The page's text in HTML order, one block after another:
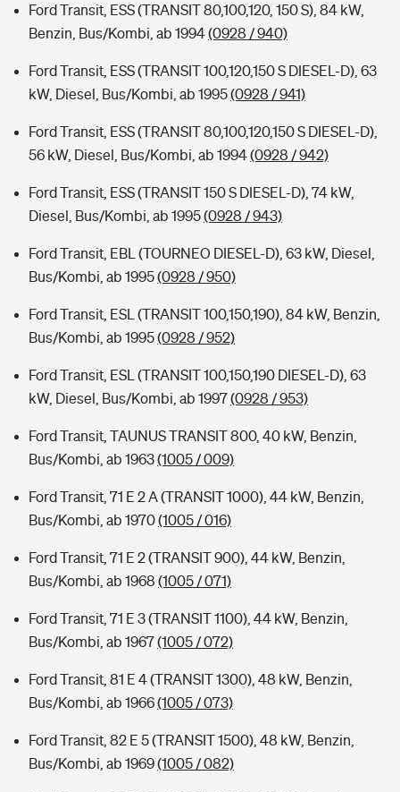
Ford Transit, ESS (TRANSIT 80,100,120, 150 S), 84 kW,
Benzin, Bus/Kombi, ab 1994(0928 / 940)
Ford Transit, ESS (TRANSIT 100,120,150 S DIESEL-D), 63
kW, Diesel, Bus/Kombi, ab 1995(0928 / 941)
Ford Transit, ESS (TRANSIT 80,100,120,150 S DIESEL-D),
56 kW, Diesel, Bus/Kombi, ab 1994(0928 / 942)
Ford Transit, ESS (TRANSIT 150 S DIESEL-D), 74 kW,
Diesel, Bus/Kombi, ab 1995(0928 / 943)
Ford Transit, EBL (TOURNEO DIESEL-D), 63 kW, Diesel,
Bus/Kombi, ab 1995(0928 / 950)
Ford Transit, ESL (TRANSIT 100,150,190), 84 kW, Benzin,
Bus/Kombi, ab 1995(0928 / 952)
Ford Transit, ESL (TRANSIT 100,150,190 DIESEL-D), 63
kW, Diesel, Bus/Kombi, ab 1997(0928 / 953)
Ford Transit, TAUNUS TRANSIT 800, 40 kW, Benzin,
Bus/Kombi, ab 1963(1005 / 009)
Ford Transit, 71 E 2 A (TRANSIT 1000), 44 kW, Benzin,
Bus/Kombi, ab 1970(1005 / 016)
Ford Transit, 71 E 2 (TRANSIT 900), 44 kW, Benzin,
Bus/Kombi, ab 1968 (1005 / 071)
Ford Transit, 71 E 3 (TRANSIT 1100), 44 kW, Benzin,
Bus/Kombi, ab 1967(1005 / 072)
Ford Transit, 81 E 4 (TRANSIT 1300), 48 kW, Benzin,
Bus/Kombi, ab 1966(1005 / 073)
Ford Transit, 82 E 5 (TRANSIT 1500), 48 kW, Benzin,
Bus/Kombi, ab 1969(1005 / 082)